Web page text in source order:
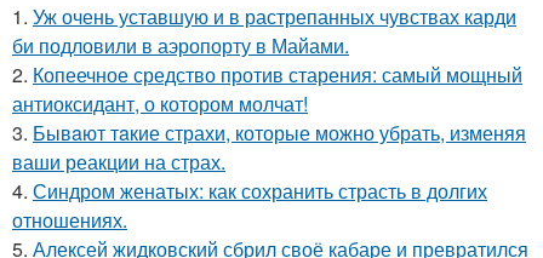
1. Уж очень уставшую и в растрепанных чувствах карди
би подловили в аэропорту в Майами.
2. Копеечное средство против старения: самый мощный
антиоксидант, о котором молчат!
3. Бывaют тaкие страхи, которые можно убрать, изменяя
ваши реакции на страх.
4. Синдром женатых: как сохранить страсть в долгих
отношениях.
5. Алексей жидковский сбрил своё кабаре и превратился